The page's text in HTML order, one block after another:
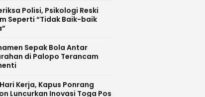
Polisi, Psikologi Reski
Seperti “Tidak Baik-baik
Sepak Bola Antar
di Palopo Terancam
Kerja, Kapus Ponrang
Luncurkan Inovasi Toga Pos